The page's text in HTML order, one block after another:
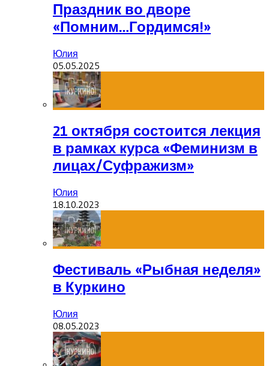
Праздник во дворе
«Помним…Гордимся!»
Юлия
05.05.2025
21 октября состоится лекция
в рамках курса «Феминизм в
лицах/Суфражизм»
Юлия
18.10.2023
Фестиваль «Рыбная неделя»
в Куркино
Юлия
08.05.2023